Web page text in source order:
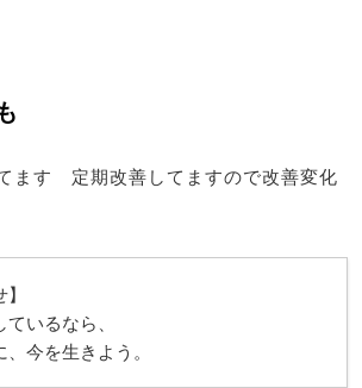
ます 定期改善してますので改善変化
いるなら、
今を生きよう。